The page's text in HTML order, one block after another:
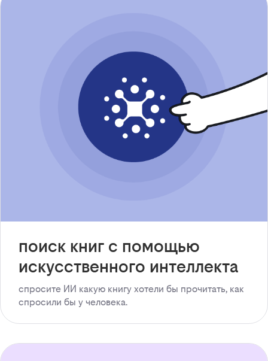
поиск книг с помощью
искусственного интеллекта
спросите ИИ какую книгу хотели бы прочитать, как
спросили бы у человека.